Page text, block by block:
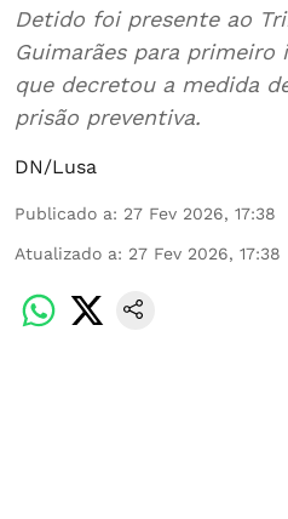
Detido foi presente ao
Guimarães para
que decretou a medida
prisão preventiva.
DN/Lusa
Publicado a: 27 Fev 2026, 17:38
Atualizado a: 27 Fev 2026, 17:38